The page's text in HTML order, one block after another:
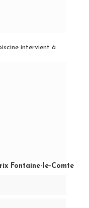
intervient à
Fontaine-le-Comte